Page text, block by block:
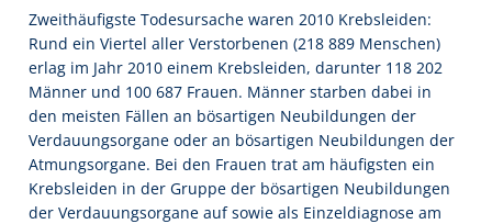
Zweithäufigste Todesursache waren 2010 Krebsleiden:
Rund ein Viertel aller Verstorbenen (218 889 Menschen)
erlag im Jahr 2010 einem Krebsleiden, darunter 118 202
Männer und 100 687 Frauen. Männer starben dabei in
den meisten Fällen an bösartigen Neubildungen der
Verdauungsorgane oder an bösartigen Neubildungen der
Atmungsorgane. Bei den Frauen trat am häufigsten ein
Krebsleiden in der Gruppe der bösartigen Neubildungen
der Verdauungsorgane auf sowie als Einzeldiagnose am